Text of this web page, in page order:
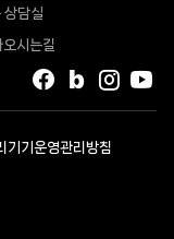
상담실
시는길
인스
블로그
페이스북
기기운영관리방침